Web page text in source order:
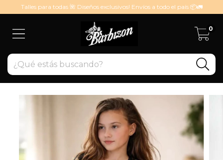
Talles para todas 🌺 Diseños exclusivos! Envíos a todo el país 📦🚛
0